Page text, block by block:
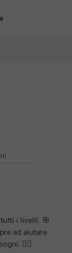
i livelli. 🎯
ad aiutare
🏋️‍♀️